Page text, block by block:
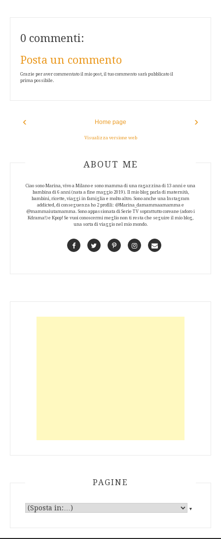
0 commenti:
Posta un commento
Grazie per aver commentato il mio post, il tuo commento sarà pubblicato il
prima possibile.
‹ ›
Home page
Visualizza versione web
ABOUT AUTHOR
ABOUT ME
Ciao sono Marina, vivo a Milano e sono mamma di una ragazzina di 13 anni e una
bambina di 6 anni (nata a fine maggio 2019). Il mio blog parla di maternità,
bambini, ricette, viaggi in famiglia e molto altro. Sono anche una Instagram
addicted, di conseguenza ho 2 profili: @Marina_damammaamamma e
@mammaiutamamma. Sono appassionata di Serie TV soprattutto coreane (adoro i
Kdrama!) e Kpop! Se vuoi conoscermi meglio non ti resta che seguire il mio blog,
una sorta di viaggio nel mio mondo.
FacebookTwitterPinterestInstagramContact
PAGINE
▼